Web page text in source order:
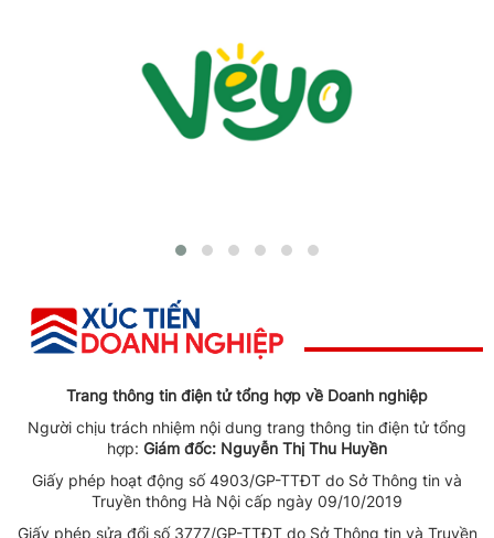
Trang thông tin điện tử tổng hợp về Doanh nghiệp
Người chịu trách nhiệm nội dung trang thông tin điện tử tổng
hợp: Giám đốc: Nguyễn Thị Thu Huyền
Giấy phép hoạt động số 4903/GP-TTĐT do Sở Thông tin và
Truyền thông Hà Nội cấp ngày 09/10/2019
Giấy phép sửa đổi số 3777/GP-TTĐT do Sở Thông tin và Truyền